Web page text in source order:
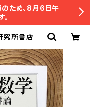
ため、8月6日午
究所書店